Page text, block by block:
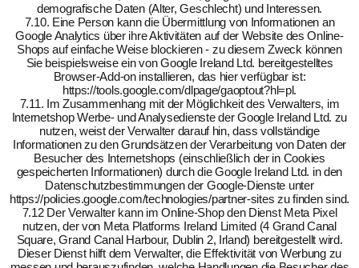
demografische Daten (Alter, Geschlecht) und Interessen.
7.10. Eine Person kann die Übermittlung von Informationen an
Google Analytics über ihre Aktivitäten auf der Website des Online-
Shops auf einfache Weise blockieren - zu diesem Zweck können
Sie beispielsweise ein von Google Ireland Ltd. bereitgestelltes
Browser-Add-on installieren, das hier verfügbar ist:
https://tools.google.com/dlpage/gaoptout?hl=pl.
7.11. Im Zusammenhang mit der Möglichkeit des Verwalters, im
Internetshop Werbe- und Analysedienste der Google Ireland Ltd. zu
nutzen, weist der Verwalter darauf hin, dass vollständige
Informationen zu den Grundsätzen der Verarbeitung von Daten der
Besucher des Internetshops (einschließlich der in Cookies
gespeicherten Informationen) durch die Google Ireland Ltd. in den
Datenschutzbestimmungen der Google-Dienste unter
https://policies.google.com/technologies/partner-sites zu finden sind.
7.12 Der Verwalter kann im Online-Shop den Dienst Meta Pixel
nutzen, der von Meta Platforms Ireland Limited (4 Grand Canal
Square, Grand Canal Harbour, Dublin 2, Irland) bereitgestellt wird.
Dieser Dienst hilft dem Verwalter, die Effektivität von Werbung zu